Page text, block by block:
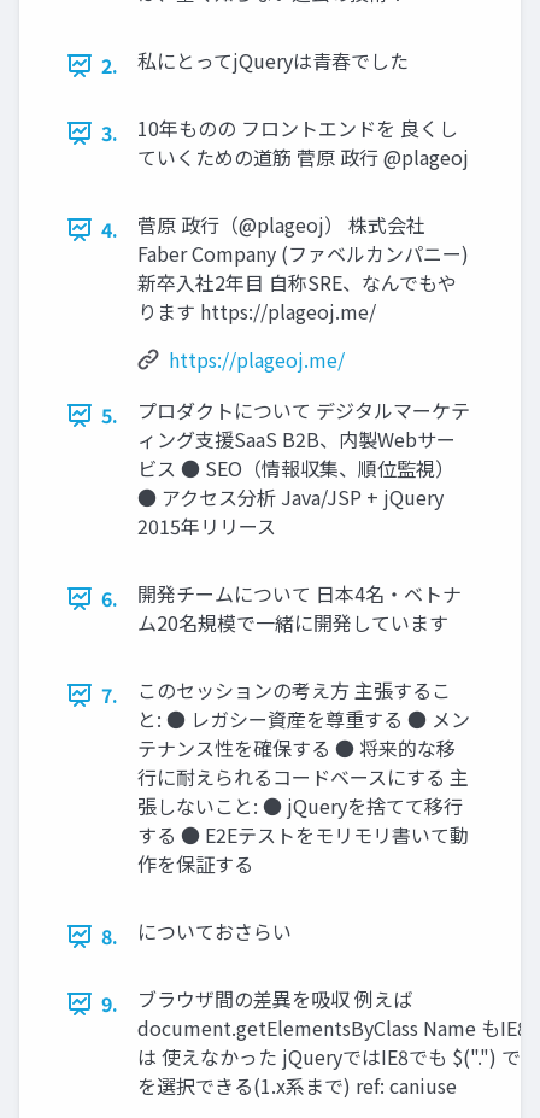
2. 私にとってjQueryは青春でした
3.
10年ものの フロントエンドを 良くし
ていくための道筋 菅原 政行 @plageoj
4.
菅原 政行（@plageoj） 株式会社
Faber Company (ファベルカンパニー)
新卒入社2年目 自称SRE、なんでもや
ります https://plageoj.me/
https://plageoj.me/
5.
プロダクトについて デジタルマーケテ
ィング支援SaaS B2B、内製Webサー
ビス ● SEO（情報収集、順位監視）
● アクセス分析 Java/JSP + jQuery
2015年リリース
6.
開発チームについて 日本4名・ベトナ
ム20名規模で一緒に開発しています
7.
このセッションの考え方 主張するこ
と: ● レガシー資産を尊重する ● メン
テナンス性を確保する ● 将来的な移
行に耐えられるコードベースにする 主
張しないこと: ● jQueryを捨てて移行
する ● E2Eテストをモリモリ書いて動
作を保証する
8. についておさらい
9.
ブラウザ間の差異を吸収 例えば
document.getElementsByClass Name もIE8
は 使えなかった jQueryではIE8でも $(".") で
を選択できる(1.x系まで) ref: caniuse